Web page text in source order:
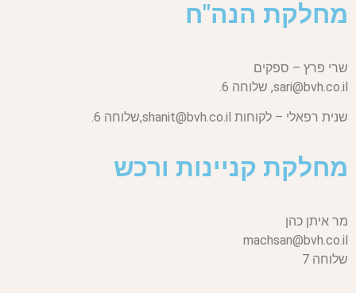
מחלקת הנה"ח
שרי פרץ – ספקים
sari@bvh.co.il, שלוחה 6.
שנית רפאלי – לקוחות shanit@bvh.co.il, שלוחה 6.
מחלקת קניינות ורכש
מר איתן כהן
machsan@bvh.co.il
שלוחה 7